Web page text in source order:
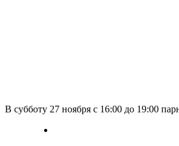
В субботу 27 ноября с 16:00 до 19:00